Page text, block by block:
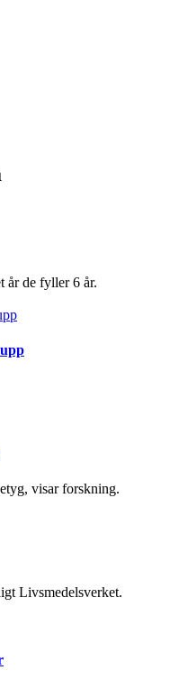
år de fyller 6 år.
visar forskning.
Livsmedelsverket.